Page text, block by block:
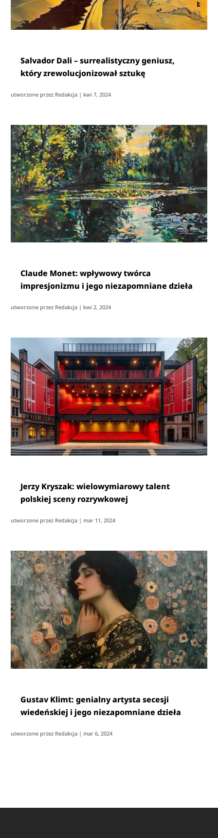
Salvador Dali – surrealistyczny geniusz,
który zrewolucjonizował sztukę
utworzone przez Redakcja | kwi 7, 2024
Claude Monet: wpływowy twórca
impresjonizmu i jego niezapomniane dzieła
utworzone przez Redakcja | kwi 2, 2024
Jerzy Kryszak: wielowymiarowy talent
polskiej sceny rozrywkowej
utworzone przez Redakcja | mar 11, 2024
Gustav Klimt: genialny artysta secesji
wiedeńskiej i jego niezapomniane dzieła
utworzone przez Redakcja | mar 6, 2024